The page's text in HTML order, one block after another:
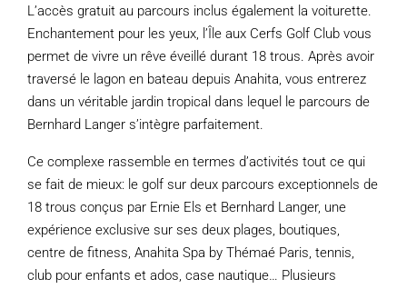
L’accès gratuit au parcours inclus également la voiturette.
Enchantement pour les yeux, l’Île aux Cerfs Golf Club vous
permet de vivre un rêve éveillé durant 18 trous. Après avoir
traversé le lagon en bateau depuis Anahita, vous entrerez
dans un véritable jardin tropical dans lequel le parcours de
Bernhard Langer s’intègre parfaitement.
Ce complexe rassemble en termes d’activités tout ce qui
se fait de mieux: le golf sur deux parcours exceptionnels de
18 trous conçus par Ernie Els et Bernhard Langer, une
expérience exclusive sur ses deux plages, boutiques,
centre de fitness, Anahita Spa by Thémaé Paris, tennis,
club pour enfants et ados, case nautique… Plusieurs